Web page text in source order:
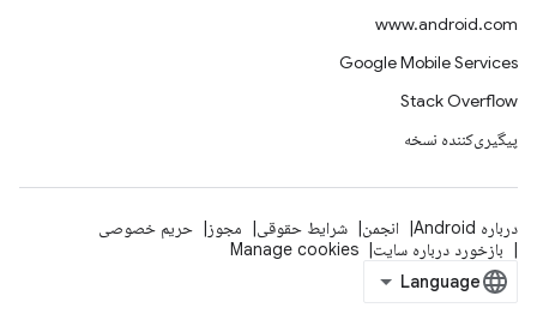
www.android.com
Google Mobile Services
Stack Overflow
پیگیری‌کننده نسخه
درباره Android انجمن شرایط حقوقی مجوز
حریم خصوصی
بازخورد درباره سایت
Manage cookies